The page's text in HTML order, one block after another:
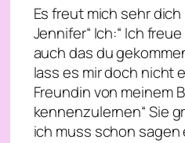
Es freut mich sehr
Jennifer“ Ich:“ Ich
auch das du
lass es mir doch nicht
Freundin von meinem
kennenzulernen“ Sie
ich muss schon